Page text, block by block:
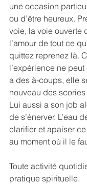
une occasion
ou d’être heureux.
voie, la voie ouverte
l’amour de tout ce
quittez reprenez là.
l’expérience ne
a des à-coups, elle
nouveau des
Lui aussi a son job
de s’énerver. L’eau
clarifier et apaiser
au moment où il le
Toute activité
pratique spirituelle.